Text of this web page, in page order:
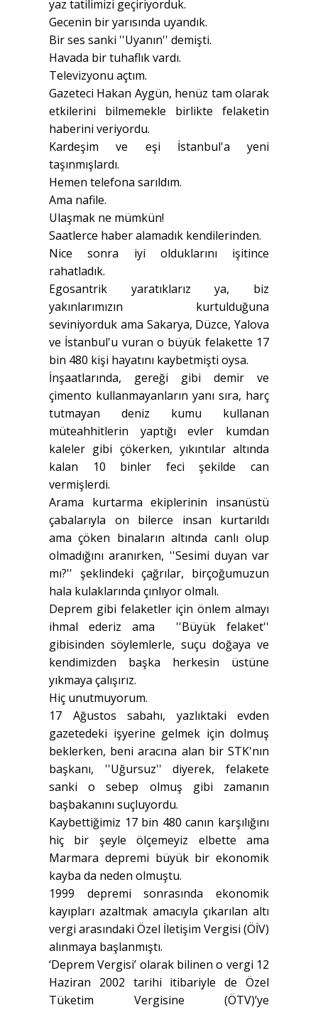
yaz tatilimizi geçiriyorduk.
Gecenin bir yarısında uyandık.
Bir ses sanki ''Uyanın'' demişti.
Havada bir tuhaflık vardı.
Televizyonu açtım.
Gazeteci Hakan Aygün, henüz tam olarak
etkilerini bilmemekle birlikte felaketin
haberini veriyordu.
Kardeşim ve eşi İstanbul'a yeni
taşınmışlardı.
Hemen telefona sarıldım.
Ama nafile.
Ulaşmak ne mümkün!
Saatlerce haber alamadık kendilerinden.
Nice sonra iyi olduklarını işitince
rahatladık.
Egosantrik yaratıklarız ya, biz
yakınlarımızın kurtulduğuna
seviniyorduk ama Sakarya, Düzce, Yalova
ve İstanbul'u vuran o büyük felakette 17
bin 480 kişi hayatını kaybetmişti oysa.
İnşaatlarında, gereği gibi demir ve
çimento kullanmayanların yanı sıra, harç
tutmayan deniz kumu kullanan
müteahhitlerin yaptığı evler kumdan
kaleler gibi çökerken, yıkıntılar altında
kalan 10 binler feci şekilde can
vermişlerdi.
Arama kurtarma ekiplerinin insanüstü
çabalarıyla on bilerce insan kurtarıldı
ama çöken binaların altında canlı olup
olmadığını aranırken, ''Sesimi duyan var
mı?'' şeklindeki çağrılar, birçoğumuzun
hala kulaklarında çınlıyor olmalı.
Deprem gibi felaketler için önlem almayı
ihmal ederiz ama ''Büyük felaket''
gibisinden söylemlerle, suçu doğaya ve
kendimizden başka herkesin üstüne
yıkmaya çalışırız.
Hiç unutmuyorum.
17 Ağustos sabahı, yazlıktaki evden
gazetedeki işyerine gelmek için dolmuş
beklerken, beni aracına alan bir STK'nın
başkanı, ''Uğursuz'' diyerek, felakete
sanki o sebep olmuş gibi zamanın
başbakanını suçluyordu.
Kaybettiğimiz 17 bin 480 canın karşılığını
hiç bir şeyle ölçemeyiz elbette ama
Marmara depremi büyük bir ekonomik
kayba da neden olmuştu.
1999 depremi sonrasında ekonomik
kayıpları azaltmak amacıyla çıkarılan altı
vergi arasındaki Özel İletişim Vergisi (ÖİV)
alınmaya başlanmıştı.
‘Deprem Vergisi’ olarak bilinen o vergi 12
Haziran 2002 tarihi itibariyle de Özel
Tüketim Vergisine (ÖTV)’ye